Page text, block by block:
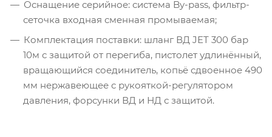
Оснащение серийное: система By-pass, фильтр-
сеточка входная сменная промываемая;
Комплектация поставки: шланг ВД JET 300 бар
10м с защитой от перегиба, пистолет удлинённый,
вращающийся соединитель, копьё сдвоенное 490
мм нержавеющее с рукояткой-регулятором
давления, форсунки ВД и НД с защитой.